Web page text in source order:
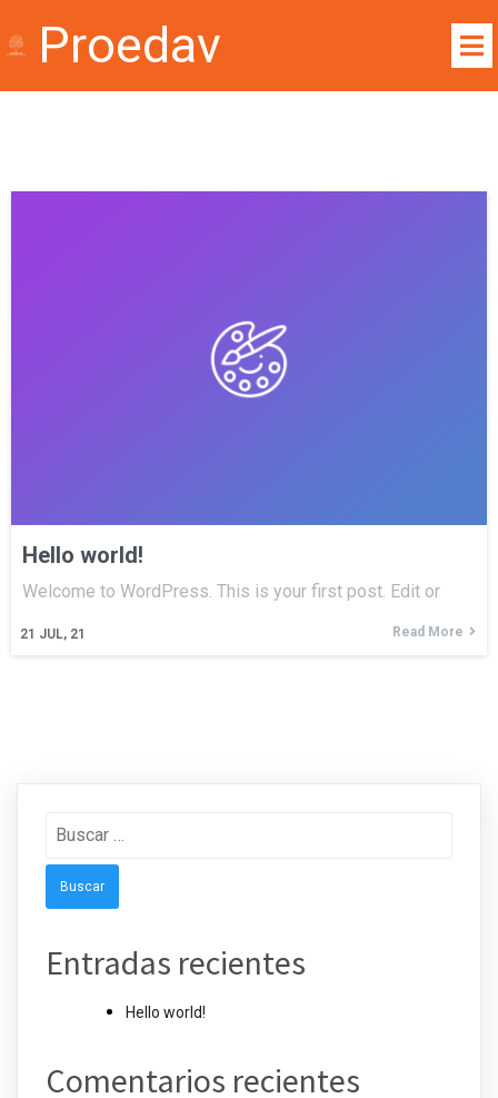
Proedav
Hello world!
21 JUL, 21
Welcome to WordPress. This is your first post. Edit or
Read More
Buscar:
Entradas recientes
Hello world!
Comentarios recientes